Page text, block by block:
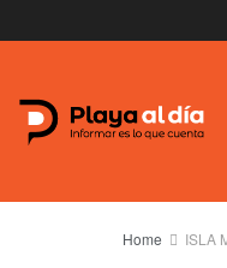
Home ISLA